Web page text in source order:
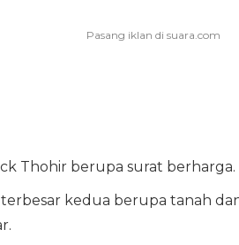
Thohir berupa surat
kedua berupa tanah